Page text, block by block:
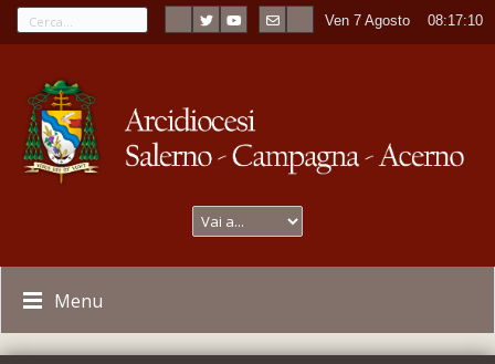
Ven 7 Agosto ----08:17:10
Menu